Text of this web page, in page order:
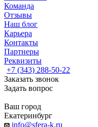
Команда
Отзывы
Наш блог
Карьера
Контакты
Партнеры
Реквизиты
+7 (343) 288-50-22
Заказать звонок
Задать вопрос
Ваш город
Екатеринбург
info@sfera-k.ru